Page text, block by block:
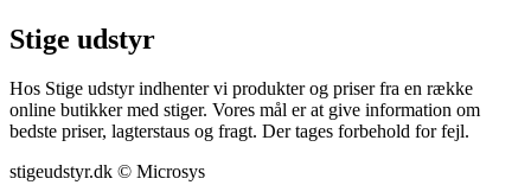
Stige udstyr
Hos Stige udstyr indhenter vi produkter og priser fra en række
online butikker med stiger. Vores mål er at give information om
bedste priser, lagterstaus og fragt. Der tages forbehold for fejl.
stigeudstyr.dk © Microsys